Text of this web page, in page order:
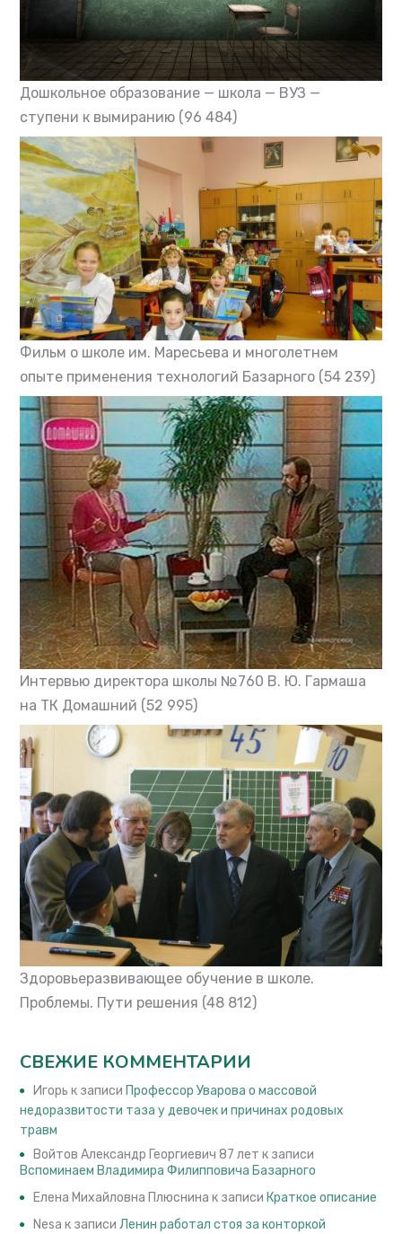
Дошкольное образование — школа — ВУЗ —
ступени к вымиранию (96 484)
Фильм о школе им. Маресьева и многолетнем
опыте применения технологий Базарного (54 239)
Интервью директора школы №760 В. Ю. Гармаша
на ТК Домашний (52 995)
Здоровьеразвивающее обучение в школе.
Проблемы. Пути решения (48 812)
СВЕЖИЕ КОММЕНТАРИИ
Игорь к записи Профессор Уварова о массовой
недоразвитости таза у девочек и причинах родовых
травм
Войтов Александр Георгиевич 87 лет к записи
Вспоминаем Владимира Филипповича Базарного
Елена Михайловна Плюснина к записи Краткое описание
Nesa к записиЛенин работал стоя за конторкой